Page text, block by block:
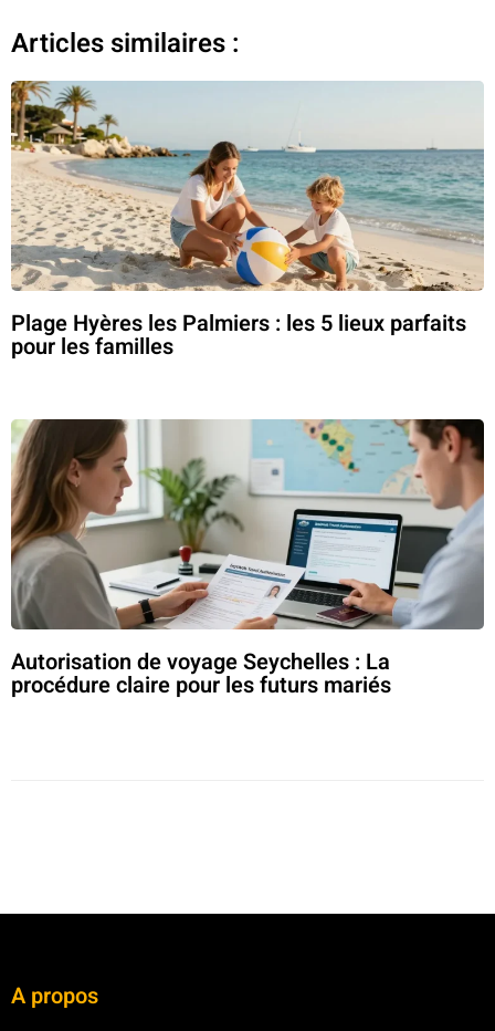
Articles similaires :
Plage Hyères les Palmiers : les 5 lieux parfaits
pour les familles
Autorisation de voyage Seychelles : La
procédure claire pour les futurs mariés
A propos